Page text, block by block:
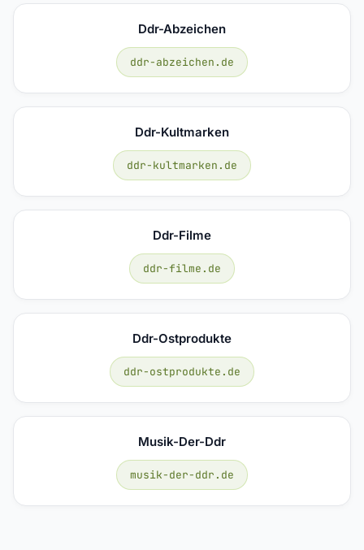
Ddr-Abzeichen
ddr-abzeichen.de
Ddr-Kultmarken
ddr-kultmarken.de
Ddr-Filme
ddr-filme.de
Ddr-Ostprodukte
ddr-ostprodukte.de
Musik-Der-Ddr
musik-der-ddr.de